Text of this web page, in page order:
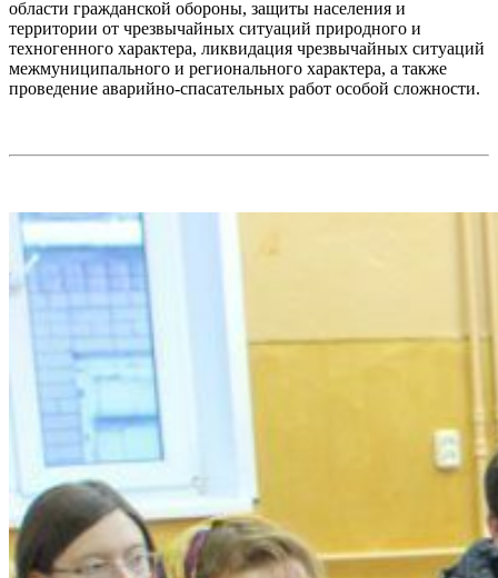
области гражданской обороны, защиты населения и
территории от чрезвычайных ситуаций природного и
техногенного характера, ликвидация чрезвычайных ситуаций
межмуниципального и регионального характера, а также
проведение аварийно-спасательных работ особой сложности.